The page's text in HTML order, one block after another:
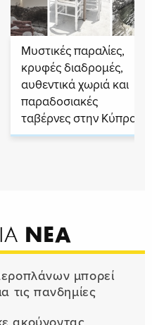
Μυστικές παραλίες,
κρυφές διαδρομές,
αυθεντικά χωριά και
παραδοσιακές
ταβέρνες στην Κύπρο
ΝΕΑ
μπορεί
τις πανδημίες